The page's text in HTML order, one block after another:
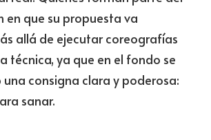
en que su propuesta va
allá de ejecutar coreografías
técnica, ya que en el fondo se
consigna clara y poderosa:
sanar.